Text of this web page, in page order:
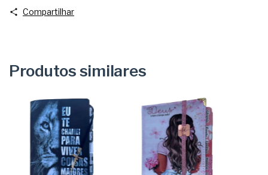
Compartilhar
Produtos similares